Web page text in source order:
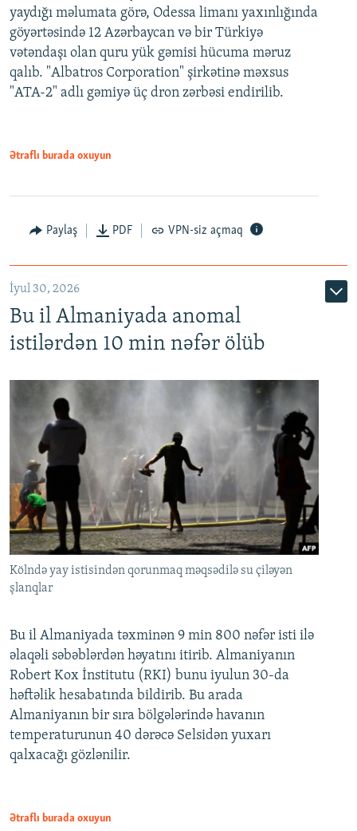
yaydığı məlumata görə, Odessa limanı yaxınlığında
göyərtəsində 12 Azərbaycan və bir Türkiyə
vətəndaşı olan quru yük gəmisi hücuma məruz
qalıb. "Albatros Corporation" şirkətinə məxsus
"ATA-2" adlı gəmiyə üç dron zərbəsi endirilib.
Ətraflı burada oxuyun
Paylaş PDF VPN-siz açmaq
İyul 30, 2026
Bu il Almaniyada anomal
istilərdən 10 min nəfər ölüb
Kölndə yay istisindən qorunmaq məqsədilə su çiləyən
şlanqlar
Bu il Almaniyada təxminən 9 min 800 nəfər isti ilə
əlaqəli səbəblərdən həyatını itirib. Almaniyanın
Robert Kox İnstitutu (RKI) bunu iyulun 30-da
həftəlik hesabatında bildirib. Bu arada
Almaniyanın bir sıra bölgələrində havanın
temperaturunun 40 dərəcə Selsidən yuxarı
qalxacağı gözlənilir.
Ətraflı burada oxuyun